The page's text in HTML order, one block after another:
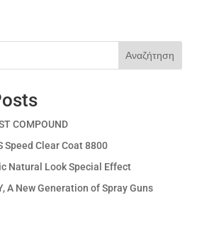
Αναζήτηση
COMPOUND
Speed Clear Coat 8800
Natural Look Special Effect
A New Generation of Spray Guns